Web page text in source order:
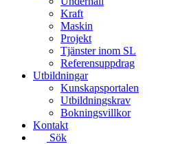
Kraft
Maskin
Projekt
Tjänster inom SL
Referensuppdrag
Utbildningar
Kunskapsportalen
Utbildningskrav
Bokningsvillkor
Kontakt
Sök